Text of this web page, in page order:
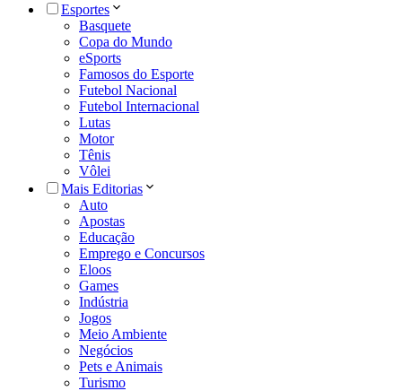
Esportes
Basquete
Copa do Mundo
eSports
Famosos do Esporte
Futebol Nacional
Futebol Internacional
Lutas
Motor
Tênis
Vôlei
Mais Editorias
Auto
Apostas
Educação
Emprego e Concursos
Eloos
Games
Indústria
Jogos
Meio Ambiente
Negócios
Pets e Animais
Turismo